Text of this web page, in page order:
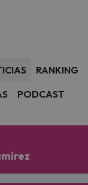
RANKING
PODCAST